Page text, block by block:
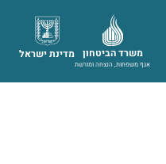
מדינת ישראל משרד הביטחון
אגף משפחות, הנצחה ומורשת